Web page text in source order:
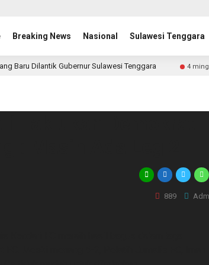
Breaking News Nasional Sulawesi Tenggara
Baru Dilantik Gubernur Sulawesi Tenggara 4
889